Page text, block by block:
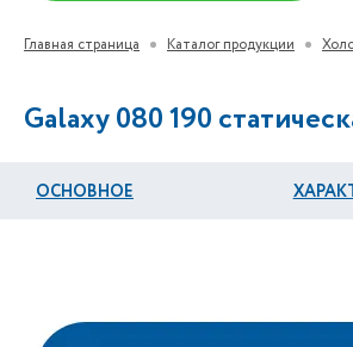
Главная страница Каталог продукции
Galaxy 080 190
ОСНОВНОЕ